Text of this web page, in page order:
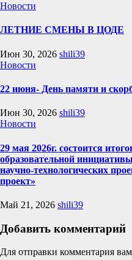
Новости
ЛЕТНИЕ СМЕНЫ В ЦОДЕ
Июн 30, 2026 shili39
Новости
22 июня- День памяти и
Июн 30, 2026 shili39
Новости
29 мая 2026г. состоится
образовательной
научно-технологических
проект»
Май 21, 2026 shili39
Добавить комментарий
Для отправки комментария